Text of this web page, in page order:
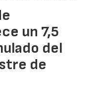
un 7,5
del
de